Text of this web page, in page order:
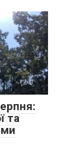
0
та